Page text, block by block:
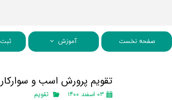
صفحه نخست آموزش ثبت
تقویم پرورش اسب و
۰۳ اسفند ۱۴۰۰ تقویم